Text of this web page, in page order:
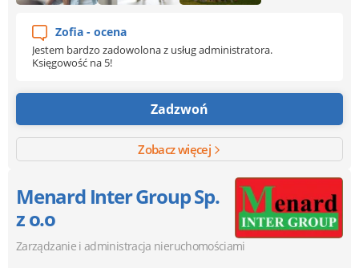
Zofia - ocena
Jestem bardzo zadowolona z usług administratora.
Księgowość na 5!
Zadzwoń
Zobacz więcej
Menard Inter Group Sp.
z o.o
Zarządzanie i administracja nieruchomościami